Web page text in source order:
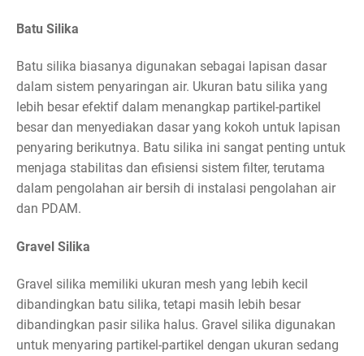
Batu Silika
Batu silika biasanya digunakan sebagai lapisan dasar
dalam sistem penyaringan air. Ukuran batu silika yang
lebih besar efektif dalam menangkap partikel-partikel
besar dan menyediakan dasar yang kokoh untuk lapisan
penyaring berikutnya. Batu silika ini sangat penting untuk
menjaga stabilitas dan efisiensi sistem filter, terutama
dalam pengolahan air bersih di instalasi pengolahan air
dan PDAM.
Gravel Silika
Gravel silika memiliki ukuran mesh yang lebih kecil
dibandingkan batu silika, tetapi masih lebih besar
dibandingkan pasir silika halus. Gravel silika digunakan
untuk menyaring partikel-partikel dengan ukuran sedang